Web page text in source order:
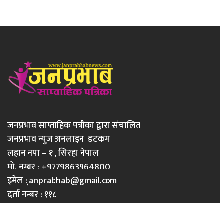
जनप्रभाव साप्ताहिक पत्रीका द्वारा संचालित
जनप्रभाव न्युज अनलाइन डटकम
लहान नपा – १ , सिरहा नेपाल
मो. नम्बर : +9779863964800
इमेल :janprabhab@gmail.com
दर्ता नम्बर : ११८